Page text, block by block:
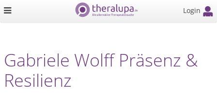
Login
Gabriele Wolff Präsenz &
Resilienz